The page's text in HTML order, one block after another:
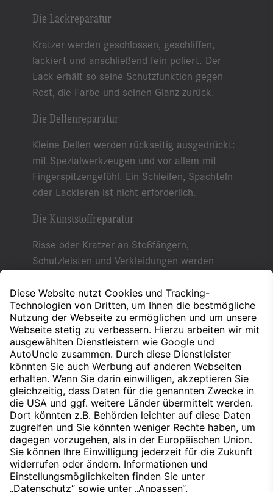
Die Lackreparatur
Kratzer werden geschlossen, geschliffen,
lackiert und anschließend fein poliert. Der
Lack erhält so seine Schutzfunktion gegen
Rost, die Farbe und seinen Glanz zurück.
Die Dellenreparatur
Kleine Dellen werden rückseitig ausgedrückt:
mit Spezialwerkzeugen und vor allem mit
Fingerspitzengefühl. Ein Schleifen, Spachteln
oder Lackieren ist nicht erforderlich.
Die Kunststoffreparatur
Risse oder Kratzer an Stoßfängern,
Schutzleisten und Verkleidungen werden
im Idealfall nur kleinflächig lackiert werden.
Erfahren Sie mehr dazu
Nach oben